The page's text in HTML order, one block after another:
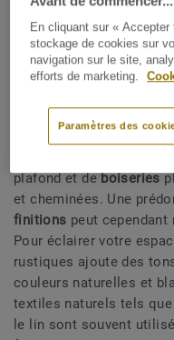
et contemporaina fait
esthétique plus fraîche
plafond et deboiseries
et cheminées. Une
finitions peut cependant
Pour éclairer votre
rustiques ajoute des
couleurs naturelles et
textiles naturels tels
le lin sont souvent
En cliquant sur «
stockage de cookies sur
navigation sur le site,
efforts de marketing.
Paramètres des